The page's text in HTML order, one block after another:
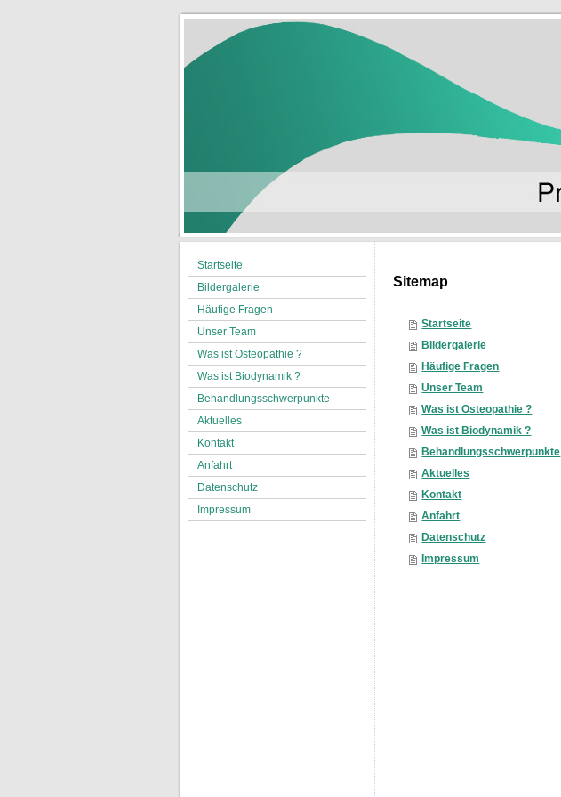
Startseite
Bildergalerie
Häufige Fragen
Unser Team
Was ist Osteopathie ?
Was ist Biodynamik ?
Behandlungsschwerpunkte
Aktuelles
Kontakt
Anfahrt
Datenschutz
Impressum
Sitemap
Startseite
Bildergalerie
Häufige Fragen
Unser Team
Was ist Osteopathie ?
Was ist Biodynamik ?
Behandlungsschwerpunkte
Aktuelles
Kontakt
Anfahrt
Datenschutz
Impressum